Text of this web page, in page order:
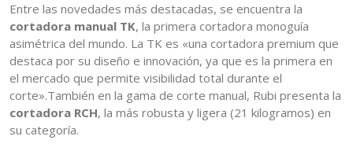
Entre las novedades más destacadas, se encuentra la
cortadora manual TK, la primera cortadora monoguía
asimétrica del mundo. La TK es «una cortadora premium que
destaca por su diseño e innovación, ya que es la primera en
el mercado que permite visibilidad total durante el
corte».También en la gama de corte manual, Rubi presenta la
cortadora RCH, la más robusta y ligera (21 kilogramos) en
su categoría.